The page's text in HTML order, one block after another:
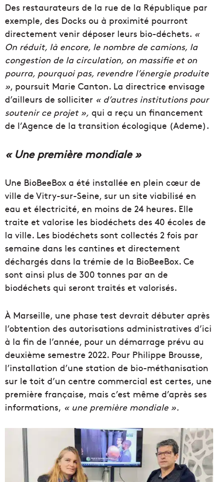
Des restaurateurs de la rue de la République par
exemple, des Docks ou à proximité pourront
directement venir déposer leurs bio-déchets. «
On réduit, là encore, le nombre de camions, la
congestion de la circulation, on massifie et on
pourra, pourquoi pas, revendre l’énergie produite
», poursuit Marie Canton. La directrice envisage
d’ailleurs de solliciter « d’autres institutions pour
soutenir ce projet », qui a reçu un financement
de l’Agence de la transition écologique (Ademe).
« Une première mondiale »
Une BioBeeBox a été installée en plein cœur de
ville de Vitry-sur-Seine, sur un site viabilisé en
eau et électricité, en moins de 24 heures. Elle
traite et valorise les biodéchets des 40 écoles de
la ville. Les biodéchets sont collectés 2 fois par
semaine dans les cantines et directement
déchargés dans la trémie de la BioBeeBox. Ce
sont ainsi plus de 300 tonnes par an de
biodéchets qui seront traités et valorisés.
À Marseille, une phase test devrait débuter après
l’obtention des autorisations administratives d’ici
à la fin de l’année, pour un démarrage prévu au
deuxième semestre 2022. Pour Philippe Brousse,
l’installation d’une station de bio-méthanisation
sur le toit d’un centre commercial est certes, une
première française, mais c’est même d’après ses
informations, « une première mondiale ».